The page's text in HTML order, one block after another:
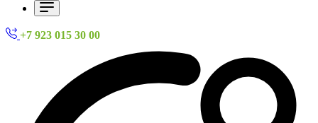
+7 923 015 30 00